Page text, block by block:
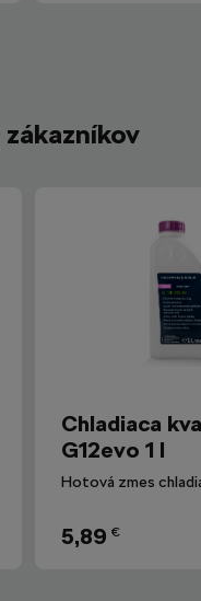
Chladiaca
G12evo 1 l
5,89 €